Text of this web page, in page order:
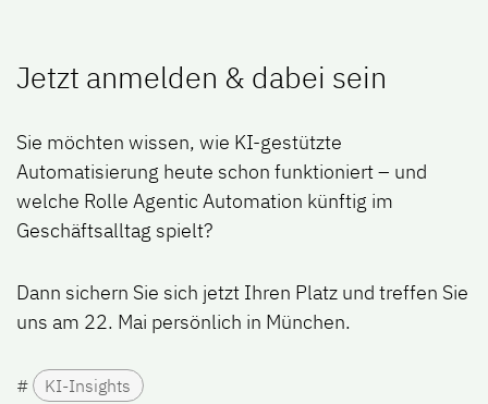
Jetzt anmelden & dabei sein
Sie möchten wissen, wie KI-gestützte
Automatisierung heute schon funktioniert– und
welche Rolle Agentic Automation künftig im
Geschäftsalltag spielt?
Dann sichern Sie sich jetzt Ihren Platz und treffen Sie
uns am 22. Mai persönlich in München.
# KI-Insights